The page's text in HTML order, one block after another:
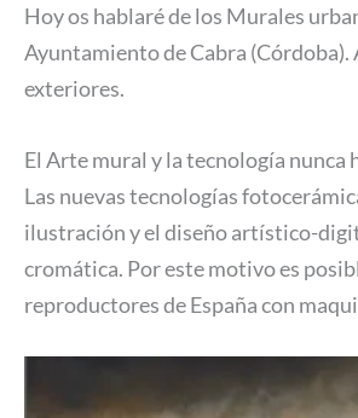
Hoy os hablaré de los Murales
Ayuntamiento de Cabra
exteriores.
El Arte mural y la tecnología nunca
Las nuevas tecnologías
ilustración y el diseño artístico-
cromática. Por este motivo es
reproductores de España con